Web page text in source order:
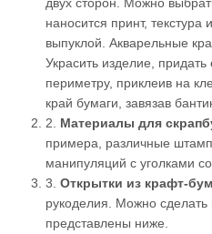
наносится принт,
выпуклой. Акварельные
Украсить изделие,
периметру, приклеив на
край бумаги, завязав
2. Материалы для
примера, различные
манипуляций с уголками
3. Открытки из крафт-
рукоделия. Можно
представлены ниже.